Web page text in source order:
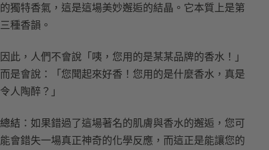
的獨特香氣，這是這場美妙邂逅的結晶。它本質上是第
三種香韻。
因此，人們不會說「咦，您用的是某某品牌的香水！」
而是會說：「您聞起來好香！您用的是什麼香水，真是
令人陶醉？」
總結 ：如果錯過了這場著名的肌膚與香水的邂逅，您可
能會錯失一場真正神奇的化學反應，而這正是能讓您的